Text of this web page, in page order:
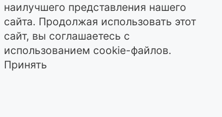
наилучшего представления нашего
сайта. Продолжая использовать этот
сайт, вы соглашаетесь с
использованием cookie-файлов.
Принять